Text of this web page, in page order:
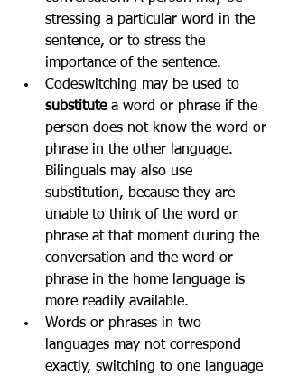
stressing a particular word in the
sentence, or to stress the
importance of the sentence.
Codeswitching may be used to
substitute a word or phrase if the
person does not know the word or
phrase in the other language.
Bilinguals may also use
substitution, because they are
unable to think of the word or
phrase at that moment during the
conversation and the word or
phrase in the home language is
more readily available.
Words or phrases in two
languages may not correspond
exactly, switching to one language